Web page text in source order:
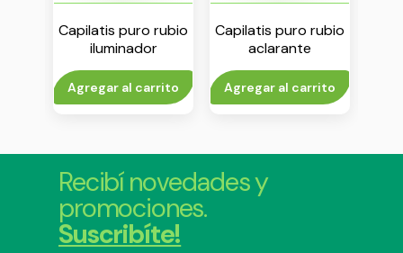
Capilatis puro rubio
iluminador
acondicionador x
420 ml
Agregar al carrito
Capilatis puro rubio
aclarante
instantaneo spray
x 240 ml
Agregar al carrito
Recibí novedades y
promociones.
Suscribíte!